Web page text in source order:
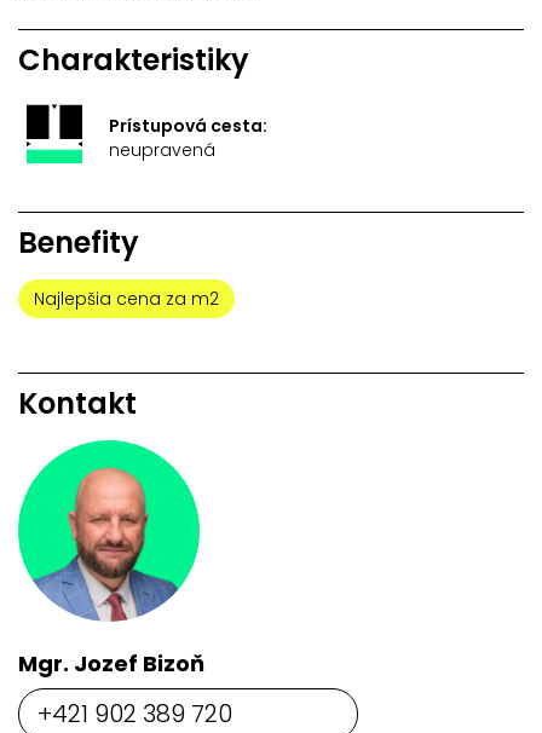
Charakteristiky
Prístupová cesta:
neupravená
Benefity
Najlepšia cena za m2
Kontakt
Mgr. Jozef Bizoň
+421 902 389 720